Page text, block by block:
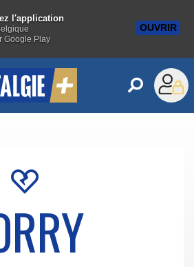
l'application
Google Play
OUVRIR